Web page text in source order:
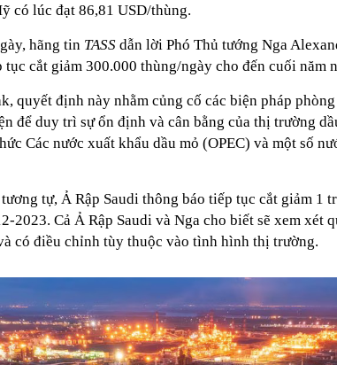
sao?
Choice Awards trong hệ sinh thái đổi mới sáng tạo quốc
Thêm quan chức Fed muốn ngân hàng trung ương tăng lãi
có lúc đạt 86,81 USD/thùng.
hãng tin TASS dẫn lời Phó Thủ tướng Nga
tục cắt giảm 300.000 thùng/ngày cho đến cuối năm
quyết định này nhằm củng cố các biện pháp
để duy trì sự ổn định và cân bằng của thị trường
Các nước xuất khẩu dầu mỏ (OPEC) và một số
tự, Ả Rập Saudi thông báo tiếp tục cắt giảm 1
2023. Cả Ả Rập Saudi và Nga cho biết sẽ xem xét
có điều chỉnh tùy thuộc vào tình hình thị trường.